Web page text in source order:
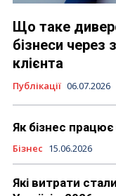
Що таке
бізнеси через
клієнта
Публікації 06.07.2026
Як бізнес
Бізнес 15.06.2026
Які витрати